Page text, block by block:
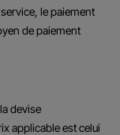
le paiement
de paiement
devise
applicable est celui